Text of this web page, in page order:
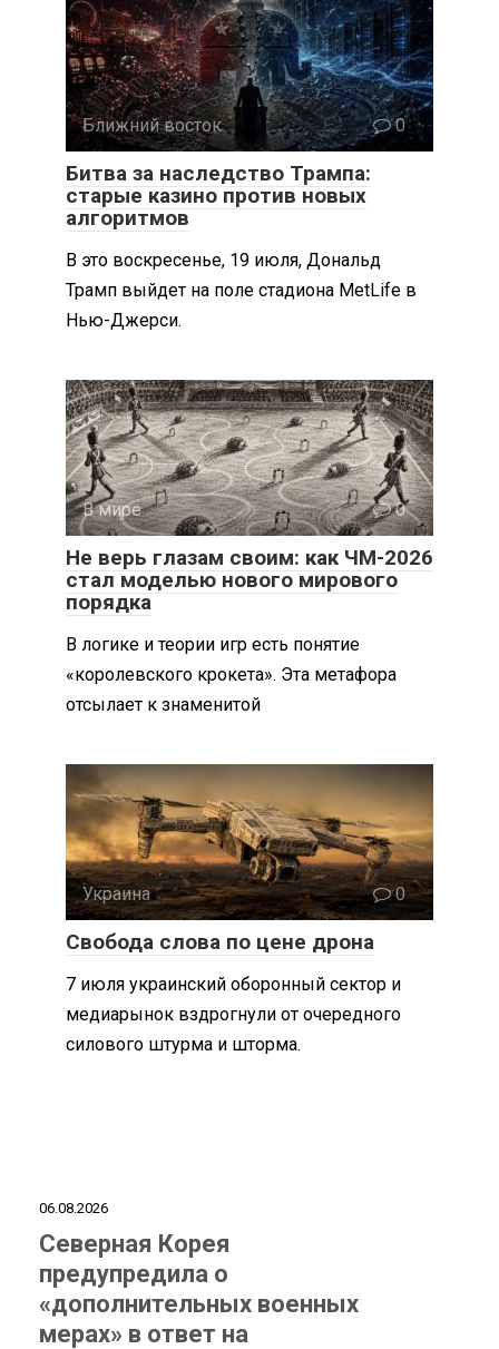
Ближний восток 0
Битва за наследство Трампа:
старые казино против новых
алгоритмов
В это воскресенье, 19 июля, Дональд
Трамп выйдет на поле стадиона MetLife в
Нью-Джерси.
В мире 0
Не верь глазам своим: как ЧМ-2026
стал моделью нового мирового
порядка
В логике и теории игр есть понятие
«королевского крокета». Эта метафора
отсылает к знаменитой
Украина 0
Свобода слова по цене дрона
7 июля украинский оборонный сектор и
медиарынок вздрогнули от очередного
силового штурма и шторма.
06.08.2026
Северная Корея
предупредила о
«дополнительных военных
мерах» в ответ на